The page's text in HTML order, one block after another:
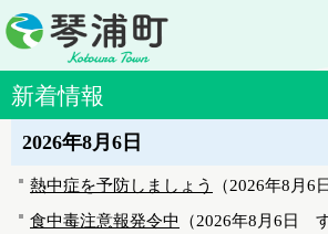
新着情報
2026年8月6日
熱中症を予防しましょう （2026年8月6日
食中毒注意報発令中
（2026年8月6日